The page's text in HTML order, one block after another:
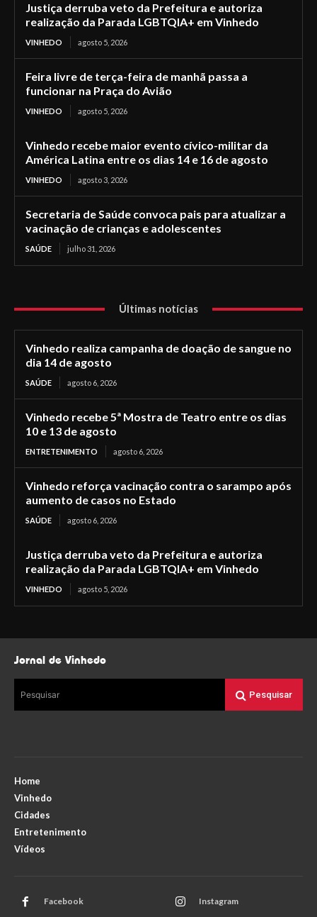
Justiça derruba veto da Prefeitura e autoriza
realização da Parada LGBTQIA+ em Vinhedo
VINHEDO agosto 5, 2026
Feira livre de terça-feira de manhã passa a
funcionar na Praça do Avião
VINHEDO agosto 5, 2026
Vinhedo recebe maior evento cívico-militar da
América Latina entre os dias 14 e 16 de agosto
VINHEDO agosto 3, 2026
Secretaria de Saúde convoca pais para atualizar a
vacinação de crianças e adolescentes
SAÚDE julho 31, 2026
Últimas notícias
Vinhedo realiza campanha de doação de sangue no
dia 14 de agosto
SAÚDE agosto 6, 2026
Vinhedo recebe 5ª Mostra de Teatro entre os dias
10 e 13 de agosto
ENTRETENIMENTO agosto 6, 2026
Vinhedo reforça vacinação contra o sarampo após
aumento de casos no Estado
SAÚDE agosto 6, 2026
Justiça derruba veto da Prefeitura e autoriza
realização da Parada LGBTQIA+ em Vinhedo
VINHEDO agosto 5, 2026
Jornal de Vinhedo
Pesquisar Pesquisar
Home
Vinhedo
Cidades
Entretenimento
Vídeos
Facebook Instagram